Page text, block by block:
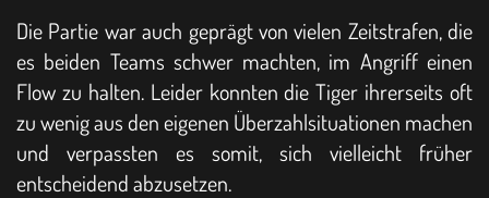
Die Partie war auch geprägt von vielen Zeitstrafen, die
es beiden Teams schwer machten, im Angriff einen
Flow zu halten. Leider konnten die Tiger ihrerseits oft
zu wenig aus den eigenen Überzahlsituationen machen
und verpassten es somit, sich vielleicht früher
entscheidend abzusetzen.